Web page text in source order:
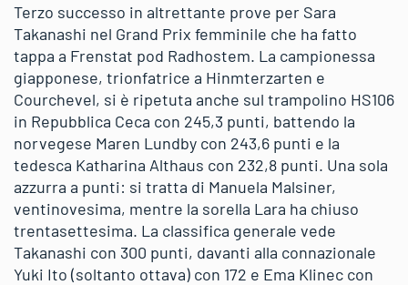
Terzo successo in altrettante prove per Sara
Takanashi nel Grand Prix femminile che ha fatto
tappa a Frenstat pod Radhostem. La campionessa
giapponese, trionfatrice a Hinmterzarten e
Courchevel, si è ripetuta anche sul trampolino HS106
in Repubblica Ceca con 245,3 punti, battendo la
norvegese Maren Lundby con 243,6 punti e la
tedesca Katharina Althaus con 232,8 punti. Una sola
azzurra a punti: si tratta di Manuela Malsiner,
ventinovesima, mentre la sorella Lara ha chiuso
trentasettesima. La classifica generale vede
Takanashi con 300 punti, davanti alla connazionale
Yuki Ito (soltanto ottava) con 172 e Ema Klinec con